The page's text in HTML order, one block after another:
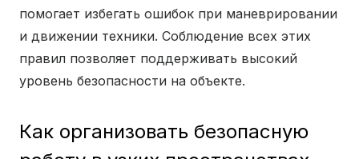
помогает избегать ошибок при маневрировании
и движении техники. Соблюдение всех этих
правил позволяет поддерживать высокий
уровень безопасности на объекте.
Как организовать безопасную